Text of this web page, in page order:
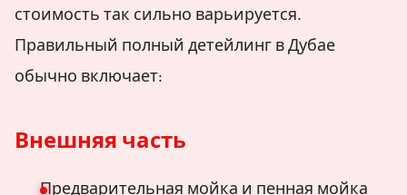
стоимость так сильно варьируется.
Правильный полный детейлинг в Дубае
обычно включает:
Внешняя часть